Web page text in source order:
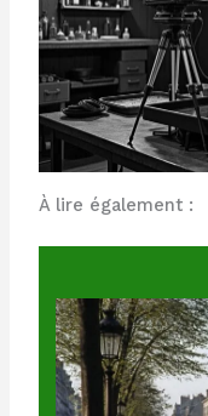
À lire également :